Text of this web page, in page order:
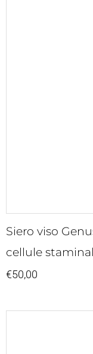
Siero viso
cellule
€50,00